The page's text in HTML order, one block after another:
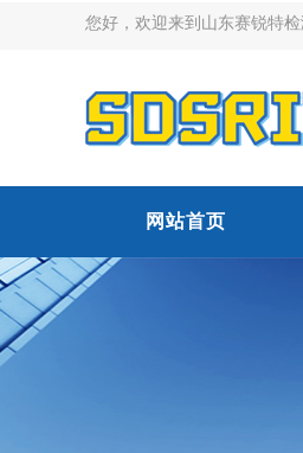
您好，欢迎来到山东赛锐特检
网站首页